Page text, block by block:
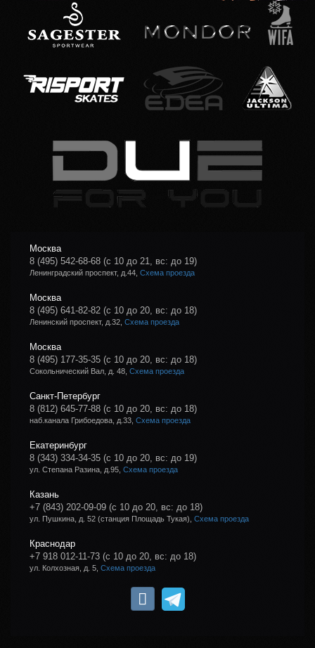
Москва
8 (495) 542-68-68 (с 10 до 21, вс: до 19)
Ленинградский проспект, д.44, Схема проезда
Москва
8 (495) 641-82-82 (с 10 до 20, вс: до 18)
Ленинский проспект, д.32, Схема проезда
Москва
8 (495) 177-35-35 (с 10 до 20, вс: до 18)
Сокольнический Вал, д. 48, Схема проезда
Санкт-Петербург
8 (812) 645-77-88 (с 10 до 20, вс: до 18)
наб.канала Грибоедова, д.33, Схема проезда
Екатеринбург
8 (343) 334-34-35 (с 10 до 20, вс: до 19)
ул. Степана Разина, д.95, Схема проезда
Казань
+7 (843) 202-09-09 (с 10 до 20, вс: до 18)
ул. Пушкина, д. 52 (станция Площадь Тукая), Схема проезда
Краснодар
+7 918 012-11-73 (с 10 до 20, вс: до 18)
ул. Колхозная, д. 5, Схема проезда